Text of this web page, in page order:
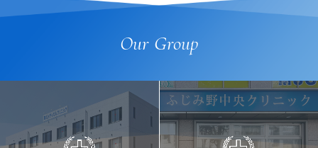
Our Group